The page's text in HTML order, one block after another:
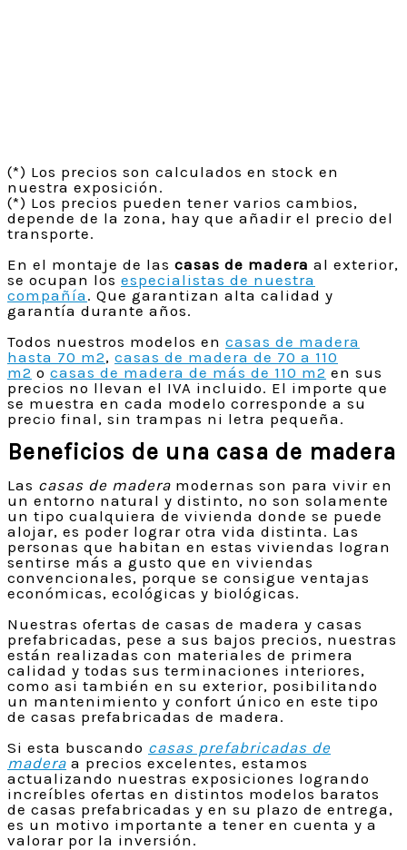
(*) Los precios son calculados en stock en
nuestra exposición.
(*) Los precios pueden tener varios cambios,
depende de la zona, hay que añadir el precio del
transporte.
En el montaje de las casas de madera al exterior,
se ocupan los especialistas de nuestra
compañía . Que garantizan alta calidad y
garantía durante años.
Todos nuestros modelos en casas de madera
hasta 70 m2, casas de madera de 70 a 110
m2 o casas de madera de más de 110 m2 en sus
precios no llevan el IVA incluido. El importe que
se muestra en cada modelo corresponde a su
precio final, sin trampas ni letra pequeña.
Beneficios de una casa de madera
Las casas de madera modernas son para vivir en
un entorno natural y distinto, no son solamente
un tipo cualquiera de vivienda donde se puede
alojar, es poder lograr otra vida distinta. Las
personas que habitan en estas viviendas logran
sentirse más a gusto que en viviendas
convencionales, porque se consigue ventajas
económicas, ecológicas y biológicas.
Nuestras ofertas de casas de madera y casas
prefabricadas, pese a sus bajos precios, nuestras
están realizadas con materiales de primera
calidad y todas sus terminaciones interiores,
como asi también en su exterior, posibilitando
un mantenimiento y confort único en este tipo
de casas prefabricadas de madera.
Si esta buscando casas prefabricadas de
madera a precios excelentes, estamos
actualizando nuestras exposiciones logrando
increíbles ofertas en distintos modelos baratos
de casas prefabricadas y en su plazo de entrega,
es un motivo importante a tener en cuenta y a
valorar por la inversión.